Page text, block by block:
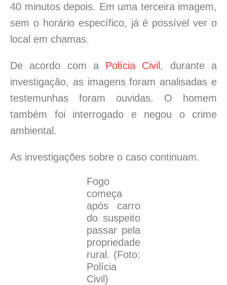
40 minutos depois. Em uma terceira imagem,
sem o horário específico, já é possível ver o
local em chamas.
De acordo com a Polícia Civil , durante a
investigação, as imagens foram analisadas e
testemunhas foram ouvidas. O homem
também foi interrogado e negou o crime
ambiental.
As investigações sobre o caso continuam.
Fogo
começa
após carro
do suspeito
passar pela
propriedade
rural. (Foto:
Polícia
Civil)